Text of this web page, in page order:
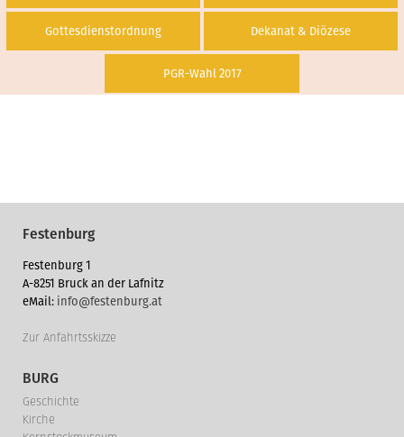
Gottesdienstordnung Dekanat & Diözese
PGR-Wahl 2017
Festenburg
Festenburg 1
A-8251 Bruck an der Lafnitz
eMail: info@festenburg.at
Zur Anfahrtsskizze
BURG
Geschichte
Kirche